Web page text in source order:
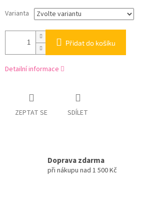
Varianta
Přidat do košíku
Detailní informace
ZEPTAT SE SDÍLET
Doprava zdarma
při nákupu nad 1 500 Kč